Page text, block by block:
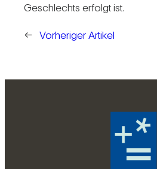
Geschlechts erfolgt ist.
← Vorheriger Artikel